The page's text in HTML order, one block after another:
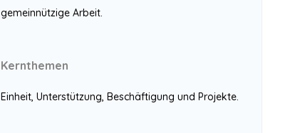
gemeinnützige Arbeit.
Kernthemen
Einheit, Unterstützung, Beschäftigung und Projekte.